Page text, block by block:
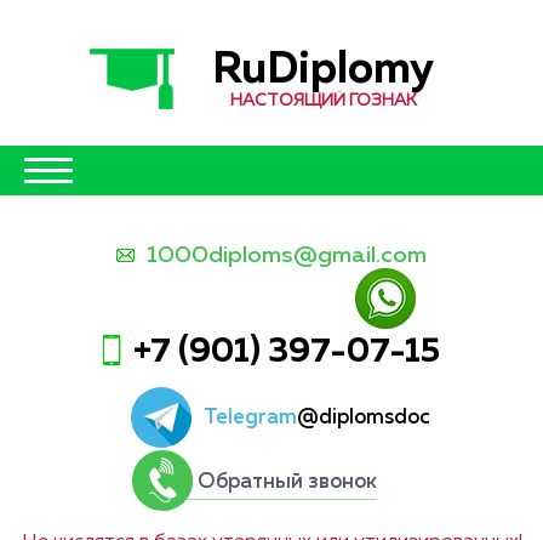
RuDiplomy
НАСТОЯЩИЙ ГОЗНАК
1000diploms@gmail.com
+7 (901) 397-07-15
Telegram@diplomsdoc
Обратный звонок